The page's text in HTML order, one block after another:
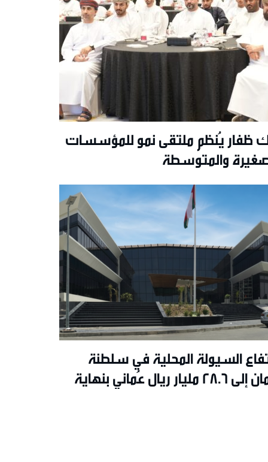
ظفار يُنظم ملتقى نمو للمؤسسات
والمتوسطة
السيولة المحلية في سلطنة
عُمان إلى 28.6 مليار ريال عُماني بنهاية